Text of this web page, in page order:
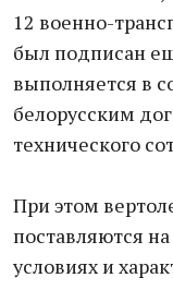
12 военно-
был подписан
выполняется в
белорусским
технического
При этом
поставляются
условиях и